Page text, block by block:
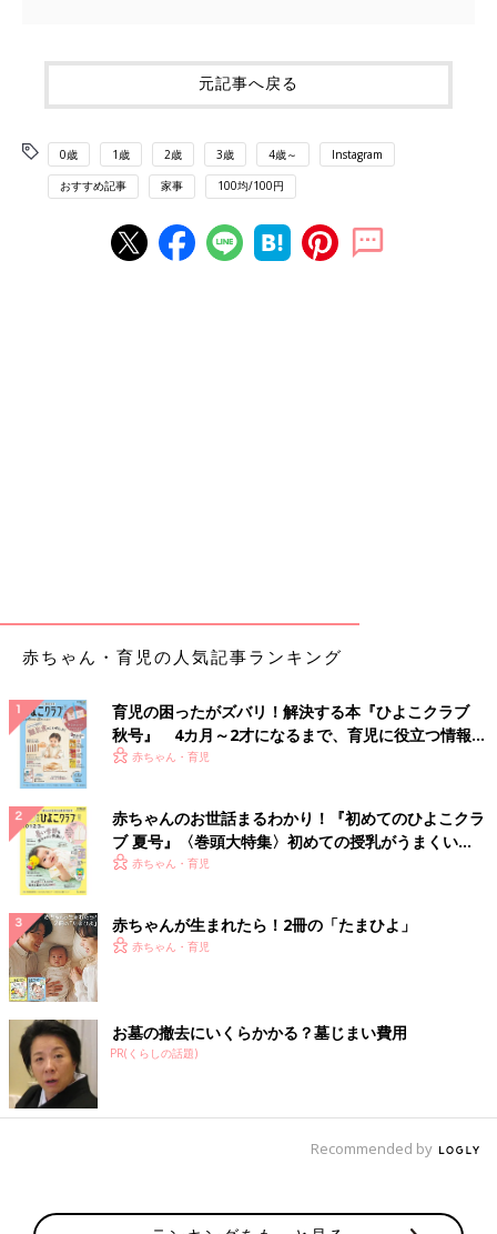
元記事へ戻る
0歳 1歳 2歳 3歳 4歳～ Instagram
おすすめ記事 家事 100均/100円
赤ちゃん・育児の人気記事ランキング
育児の困ったがズバリ！解決する本『ひよこクラブ
秋号』 4カ月～2才になるまで、育児に役立つ情報が
いっぱい！
赤ちゃん・育児
赤ちゃんのお世話まるわかり！『初めてのひよこクラ
ブ 夏号』〈巻頭大特集〉初めての授乳がうまくい
く！ おっぱい・ミルクの基本と夏のトラブル 解決テ
赤ちゃん・育児
赤ちゃんが生まれたら！2冊の「たまひよ」
赤ちゃん・育児
お墓の撤去にいくらかかる？墓じまい費用
PR(くらしの話題)
Recommended by